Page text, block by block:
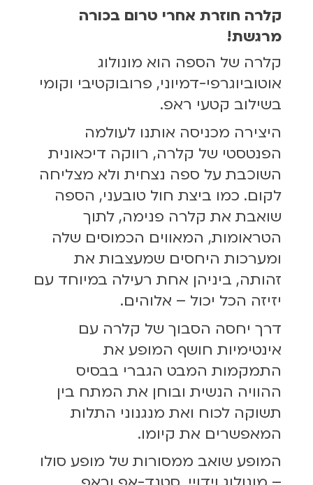
קלרה חוזרת אחרי טרום בכורה
מרגשת!
קלרה של הספה הוא מונולוג
אוטוביוגרפי-דמיוני, פרובוקטיבי וקומי
בשילוב קטעי ראפ.
היצירה מכניסה אותנו לעולמה
הפנטסטי של קלרה, רווקה דיכאונית
השוכבת על ספה נצחית ולא מצליחה
לקום. כמו ביצת חול טובעני, הספה
שואבת את קלרה פנימה, לתוך
הטראומות, המאווים הכמוסים שלה
ומערכות היחסים שמעצבות את
זהותה, ביניהן אחת רעילה במיוחד עם
יזיזה הכל יכול – אלוהים.
דרך יחסה הסבוך של קלרה עם
אינטימיות חושף המופע את
התמקמות המבט הגברי בבסיס
ההוויה הנשית ובוחן את המתח בין
תשוקה לכוח ואת מנגנוני התלות
המאפשרים את קיומו.
המופע שואב ממסורות של מופע סולו